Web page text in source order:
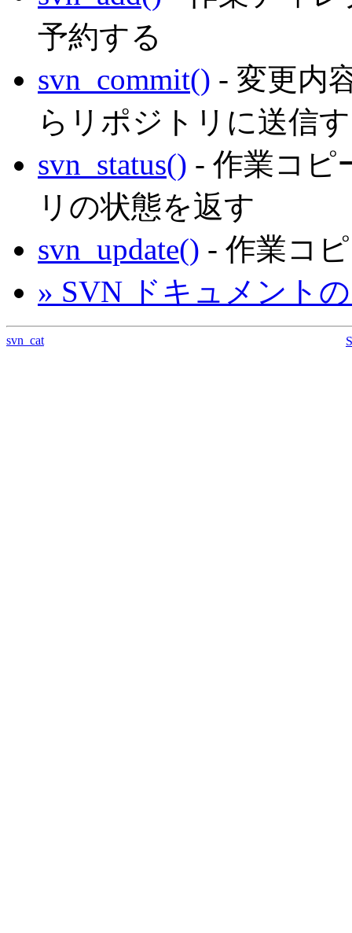
予約する
svn_commit() - 変更内
らリポジトリに送信
svn_status() - 作業コピ
リの状態を返す
svn_update() - 作業コ
» SVN ドキュメントの
svn_cat